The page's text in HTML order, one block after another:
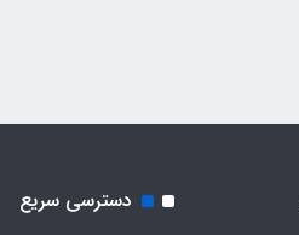
دسترسی سریع